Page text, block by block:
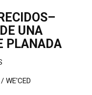
UNA
PLANADA
/ WE'CED